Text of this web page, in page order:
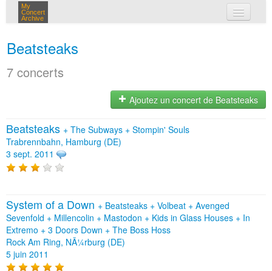
My
Concert
Archive
Beatsteaks
7 concerts
Ajoutez un concert de Beatsteaks
Beatsteaks + The Subways + Stompin' Souls
Trabrennbahn, Hamburg (DE)
3 sept. 2011
System of a Down + Beatsteaks + Volbeat + Avenged
Sevenfold + Millencolin + Mastodon + Kids in Glass Houses + In
Extremo + 3 Doors Down + The Boss Hoss
Rock Am Ring, NÃ¼rburg (DE)
5 juin 2011